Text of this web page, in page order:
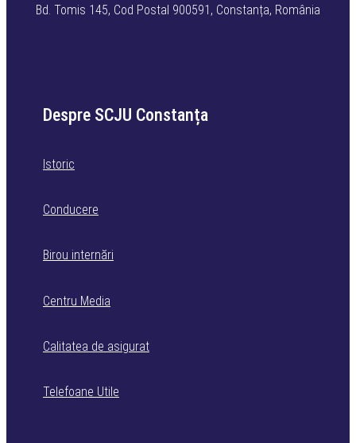
Bd. Tomis 145, Cod Postal 900591, Constanța, România
Despre SCJU Constanța
Istoric
Conducere
Birou internări
Centru Media
Calitatea de asigurat
Telefoane Utile